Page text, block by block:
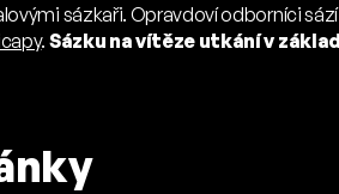
sázkaři. Opravdoví odborníci
. Sázku na vítěze utkání v